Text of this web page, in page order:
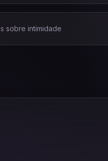
sobre intimidade